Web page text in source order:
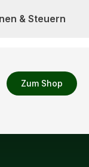
Zum Shop
& Steuern